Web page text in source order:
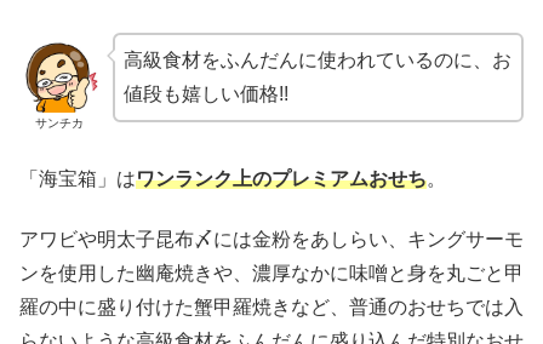
サンチカ
高級食材をふんだんに使われているのに、お
値段も嬉しい価格!!
「海宝箱」はワンランク上のプレミアムおせち。
アワビや明太子昆布〆には金粉をあしらい、キングサーモ
ンを使用した幽庵焼きや、濃厚なかに味噌と身を丸ごと甲
羅の中に盛り付けた蟹甲羅焼きなど、普通のおせちでは入